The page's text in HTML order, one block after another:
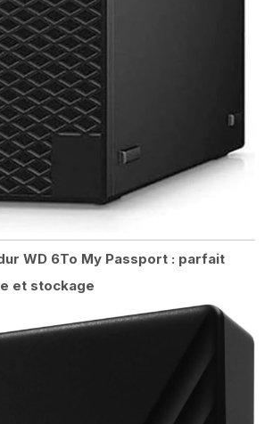
WD 6To My Passport : parfait
et stockage